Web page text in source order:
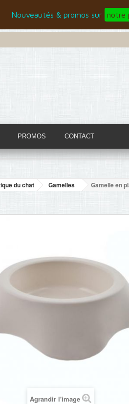
Nouveautés & promos sur notre
PROMOS CONTACT
du chat Gamelles Gamelle en
Agrandir l'image